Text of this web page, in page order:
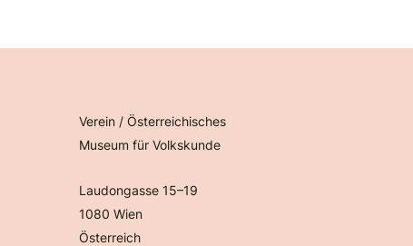
Verein / Österreichisches
Museum für Volkskunde
Laudongasse 15–19
1080 Wien
Österreich